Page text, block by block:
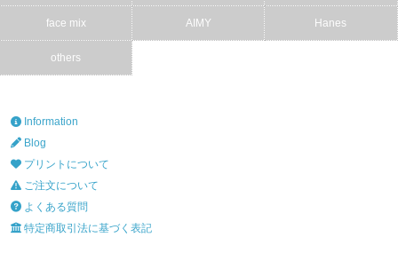
face mix AIMY Hanes
others
Information
Blog
プリントについて
ご注文について
よくある質問
特定商取引法に基づく表記